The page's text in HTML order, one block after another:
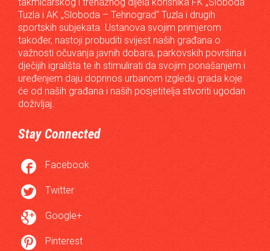
Tuzla i AK „Sloboda – Tehnograd“ Tuzla i drugih
sportskih subjekata. Ustanova svojim primjerom
također, nastoji probuditi svijest naših građana o
važnosti očuvanja javnih dobara, parkovskih površina i
dječijih igrališta te ih stimulirati da svojim ponašanjem i
uređenjem daju doprinos urbanom izgledu grada koje
će od naših građana i naših posjetitelja stvoriti ugodan
doživljaj.
Stay Connected
 Facebook
 Twitter
 Google+
 Pinterest